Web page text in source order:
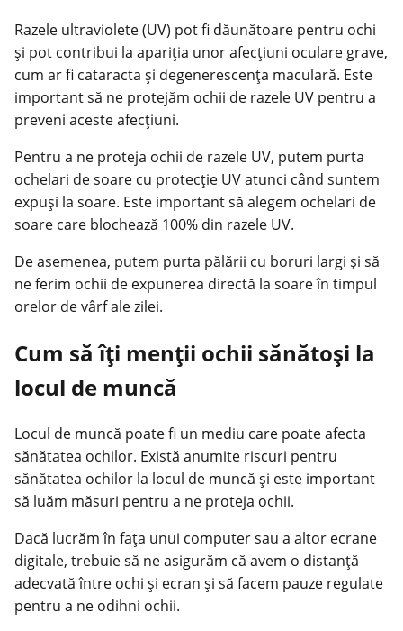
Razele ultraviolete (UV) pot fi dăunătoare pentru ochi
și pot contribui la apariția unor afecțiuni oculare grave,
cum ar fi cataracta și degenerescența maculară. Este
important să ne protejăm ochii de razele UV pentru a
preveni aceste afecțiuni.
Pentru a ne proteja ochii de razele UV, putem purta
ochelari de soare cu protecție UV atunci când suntem
expuși la soare. Este important să alegem ochelari de
soare care blochează 100% din razele UV.
De asemenea, putem purta pălării cu boruri largi și să
ne ferim ochii de expunerea directă la soare în timpul
orelor de vârf ale zilei.
Cum să îți menții ochii sănătoși la
locul de muncă
Locul de muncă poate fi un mediu care poate afecta
sănătatea ochilor. Există anumite riscuri pentru
sănătatea ochilor la locul de muncă și este important
să luăm măsuri pentru a ne proteja ochii.
Dacă lucrăm în fața unui computer sau a altor ecrane
digitale, trebuie să ne asigurăm că avem o distanță
adecvată între ochi și ecran și să facem pauze regulate
pentru a ne odihni ochii.